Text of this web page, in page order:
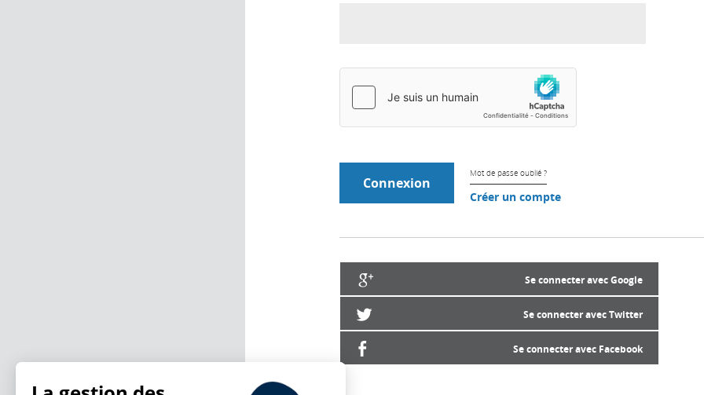
Mot de passe oublié ?
Créer un compte
Se connecter avec Google
Se connecter avec Twitter
Se connecter avec Facebook